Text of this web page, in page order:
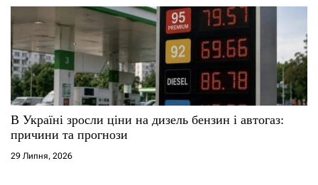
В Україні зросли ціни на дизель бензин і автогаз:
причини та прогнози
29 Липня, 2026